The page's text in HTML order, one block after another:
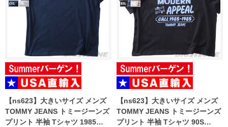
【ns623】大きいサイズ メンズ
TOMMY JEANS トミージーンズ
プリント 半袖 Tシャツ 1985
【ns623】大きいサイズ メンズ
TOMMY JEANS トミージーンズ
プリント 半袖 Tシャツ 90S